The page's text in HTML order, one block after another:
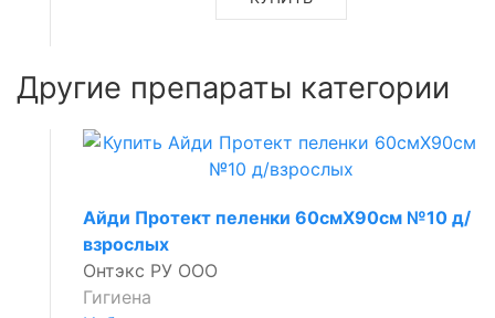
Другие препараты категории
Айди Протект пеленки 60смX90см №10 д/
взрослых
Онтэкс РУ ООО
Гигиена